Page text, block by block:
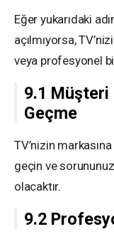
Eğer yukarıdaki
açılmıyorsa,
veya profesyonel
9.1
Geçme
TV’nizin
geçin ve
olacaktır.
9.2